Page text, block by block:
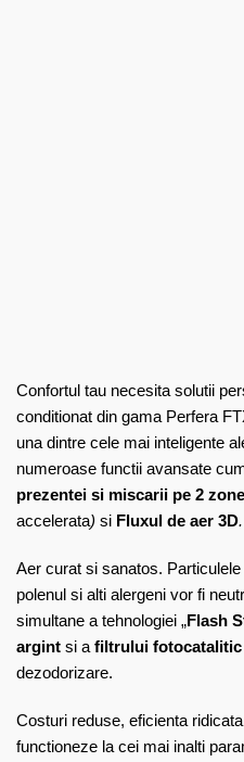
Confortul tau necesita solutii
conditionat din gama Perfera
una dintre cele mai inteligente
numeroase functii avansate
prezentei si miscarii pe 2 zone
accelerata) si Fluxul de aer 3D.
Aer curat si sanatos.
polenul si alti alergeni vor fi
simultane a tehnologiei „Flash
argint si a filtrului fotocatalitic
dezodorizare.
Costuri reduse, eficienta
functioneze la cei mai inalti